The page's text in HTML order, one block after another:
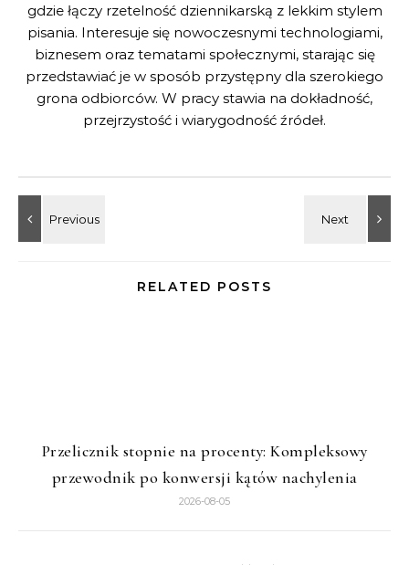
gdzie łączy rzetelność dziennikarską z lekkim stylem
pisania. Interesuje się nowoczesnymi technologiami,
biznesem oraz tematami społecznymi, starając się
przedstawiać je w sposób przystępny dla szerokiego
grona odbiorców. W pracy stawia na dokładność,
przejrzystość i wiarygodność źródeł.
RELATED POSTS
Przelicznik stopnie na procenty: Kompleksowy
przewodnik po konwersji kątów nachylenia
2026-08-05